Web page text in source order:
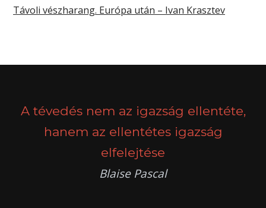
Távoli vészharang. Európa után – Ivan Krasztev
A tévedés nem az igazság ellentéte,
hanem az ellentétes igazság
elfelejtése
Blaise Pascal